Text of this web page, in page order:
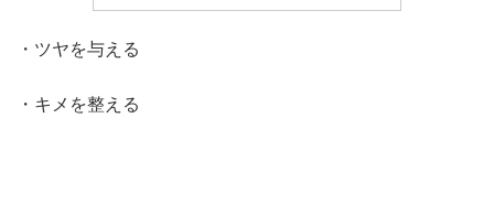
・ツヤを与える
・キメを整える